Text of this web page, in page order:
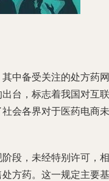
中备受关注的处方药网
台，标志着我国对互联
会各界对于医药电商未
段，未经特别许可，相
方药。这一规定主要基